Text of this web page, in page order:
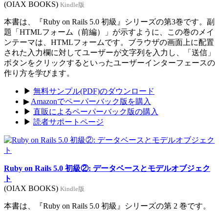
(OIAX BOOKS) Kindle版
本書は、『Ruby on Rails 5.0 初級』シリーズの第3巻です。副
題「HTMLフォーム（前編）」が示すように、この巻のメイ
ンテーマは、HTMLフォームです。ブラウザの画面上に配置
された入力欄に対してユーザーが文字列を入力し、「送信」
ボタンをクリックするといったユーザーインターフェースの
作り方を学びます。
▶ 無料サンプル(PDF)のダウンロード
▶ Amazonでペーパーバック版を購入
▶ 直販によるペーパーバック版の購入
▶ 読者サポートページ
Ruby on Rails 5.0 初級②: データベースとモデルオブジェク
ト
(OIAX BOOKS) Kindle版
本書は、『Ruby on Rails 5.0 初級』シリーズの第 2 巻です。